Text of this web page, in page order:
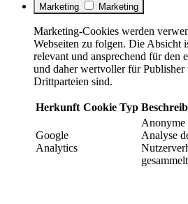
Marketing Marketing
Marketing-Cookies werden
Webseiten zu folgen. Die Absicht
relevant und ansprechend für den
und daher wertvoller für Publisher
Drittparteien sind.
Herkunft Cookie Typ
Google
Analytics
Anonyme
Analyse